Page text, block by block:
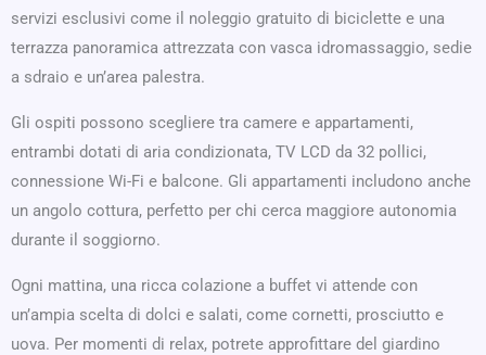
servizi esclusivi come il noleggio gratuito di biciclette e una
terrazza panoramica attrezzata con vasca idromassaggio, sedie
a sdraio e un’area palestra.
Gli ospiti possono scegliere tra camere e appartamenti,
entrambi dotati di aria condizionata, TV LCD da 32 pollici,
connessione Wi-Fi e balcone. Gli appartamenti includono anche
un angolo cottura, perfetto per chi cerca maggiore autonomia
durante il soggiorno.
Ogni mattina, una ricca colazione a buffet vi attende con
un’ampia scelta di dolci e salati, come cornetti, prosciutto e
uova. Per momenti di relax, potrete approfittare del giardino